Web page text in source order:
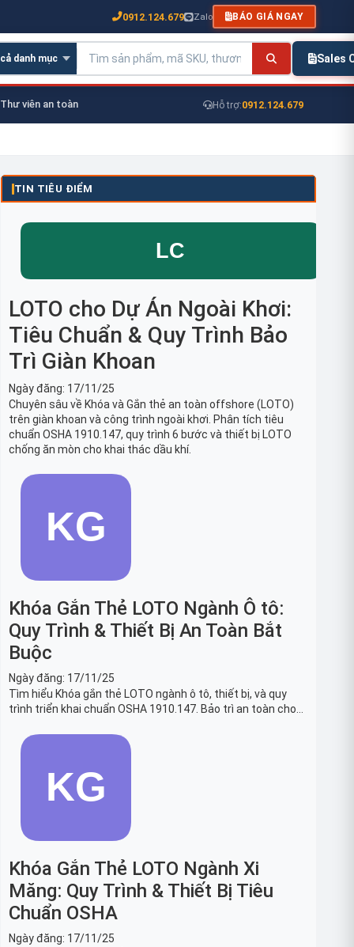
0912.124.679 Zalo BÁO GIÁ NGAY
Sales
Thư viên an toàn Hỗ trợ:0912.124.679
TIN TIÊU ĐIỂM
LOTO cho Dự Án Ngoài Khơi:
Tiêu Chuẩn & Quy Trình Bảo
Trì Giàn Khoan
Ngày đăng: 17/11/25
Chuyên sâu về Khóa và Gắn thẻ an toàn offshore (LOTO)
trên giàn khoan và công trình ngoài khơi. Phân tích tiêu
chuẩn OSHA 1910.147, quy trình 6 bước và thiết bị LOTO
chống ăn mòn cho khai thác dầu khí.
Khóa Gắn Thẻ LOTO Ngành Ô tô:
Quy Trình & Thiết Bị An Toàn Bắt
Buộc
Ngày đăng: 17/11/25
Tìm hiểu Khóa gắn thẻ LOTO ngành ô tô, thiết bị, và quy
trình triển khai chuẩn OSHA 1910.147. Bảo trì an toàn cho
Khóa Gắn Thẻ LOTO Ngành Xi
Măng: Quy Trình & Thiết Bị Tiêu
Chuẩn OSHA
Ngày đăng: 17/11/25